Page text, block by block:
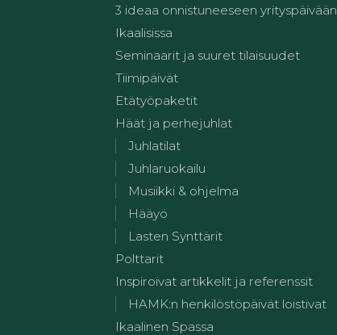
3 ideaa onnistuneeseen yrityspäivään
Ikaalisissa
Seminaarit ja suuret tilaisuudet
Tiimipäivät
Etätyöpaketit
Häät ja perhejuhlat
Juhlatilat
Juhlaruokailu
Musiikki & ohjelma
Hääyö
Lasten Synttärit
Polttarit
Inspiroivat artikkelit ja referenssit
HAMK:n henkilöstöpäivät loistivat
Ikaalinen Spassa